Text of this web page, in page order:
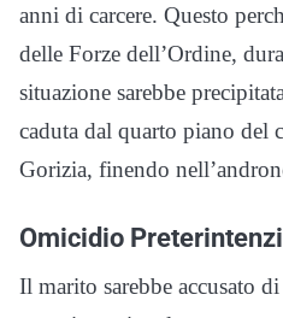
anni di carcere. Questo
delle Forze dell’Ordine,
situazione sarebbe
caduta dal quarto piano del
Gorizia, finendo
Omicidio
Il marito sarebbe accusato